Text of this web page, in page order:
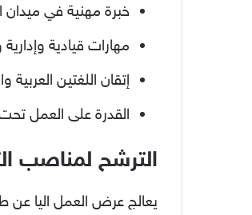
خبرة مهنية في ميدان
مهارات قيادية
إتقان اللغتين العربية
القدرة على العمل
الترشح لمناصب
يعالج عرض العمل اليا عن